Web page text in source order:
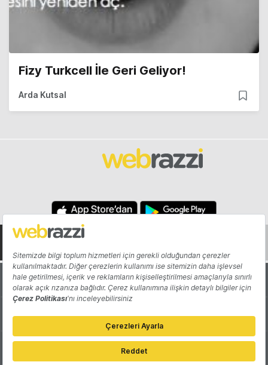
Fizy Turkcell İle Geri Geliyor!
Arda Kutsal
Hakkında Yazarlar
Katkıda Bulun Reklam